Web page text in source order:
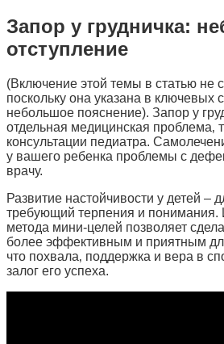
Запор у грудничка:
отступление
(Включение этой темы в статью не
поскольку она указана в ключевых
небольшое пояснение). Запор у
отдельная медицинская проблема‚
консультации педиатра.
у вашего ребенка проблемы с
врачу.
Развитие настойчивости у детей –
требующий терпения и понимания.
метода мини-целей позволяет
более эффективным и приятным
что похвала‚ поддержка и вера в
залог его успеха.